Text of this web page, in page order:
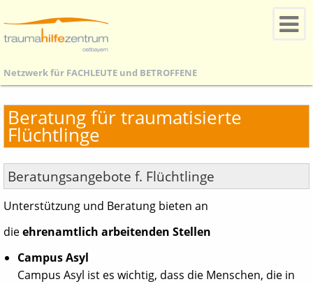
Netzwerk für FACHLEUTE und BETROFFENE
Beratung für traumatisierte
Flüchtlinge
Beratungsangebote f. Flüchtlinge
Unterstützung und Beratung bieten an
dieehrenamtlich arbeitenden Stellen
Campus Asyl
Campus Asyl ist es wichtig, dass die Menschen, die in